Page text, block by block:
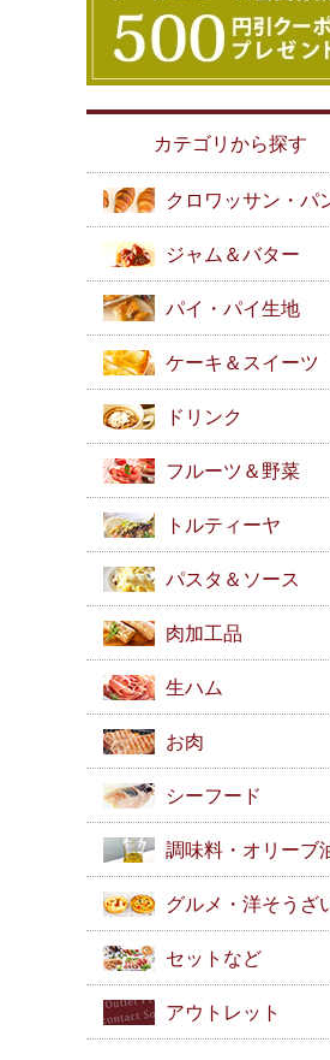
カテゴリから探す
クロワッサン・パ
ジャム＆バター
パイ・パイ生地
ケーキ＆スイーツ
ドリンク
フルーツ＆野菜
トルティーヤ
パスタ＆ソース
肉加工品
生ハム
お肉
シーフード
調味料・オリーブ
グルメ・洋そうざ
セットなど
アウトレット